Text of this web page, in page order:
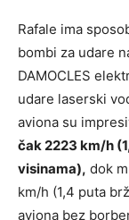
Rafale ima
bombi za udare
DAMOCLES
udare laserski
aviona su
čak 2223 km/h
visinama), dok
km/h (1,4 puta
aviona bez